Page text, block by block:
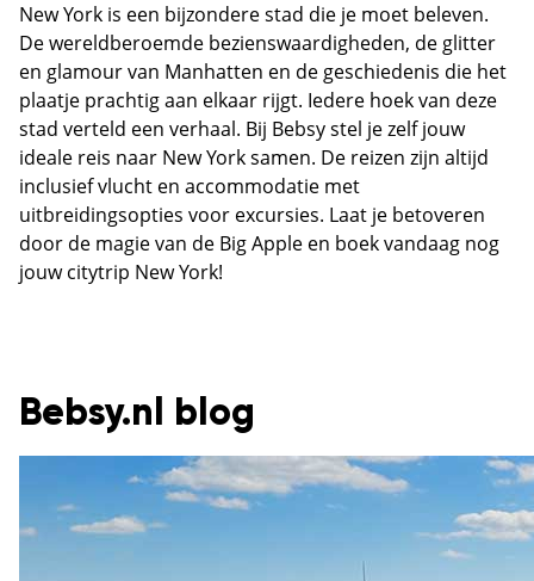
New York is een bijzondere stad die je moet beleven.
De wereldberoemde bezienswaardigheden, de glitter
en glamour van Manhatten en de geschiedenis die het
plaatje prachtig aan elkaar rijgt. Iedere hoek van deze
stad verteld een verhaal. Bij Bebsy stel je zelf jouw
ideale reis naar New York samen. De reizen zijn altijd
inclusief vlucht en accommodatie met
uitbreidingsopties voor excursies. Laat je betoveren
door de magie van de Big Apple en boek vandaag nog
jouw citytrip New York!
Bebsy.nl blog